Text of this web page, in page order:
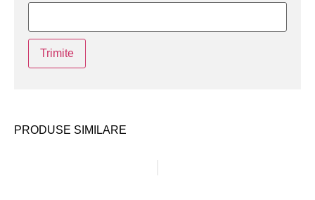
PRODUSE SIMILARE